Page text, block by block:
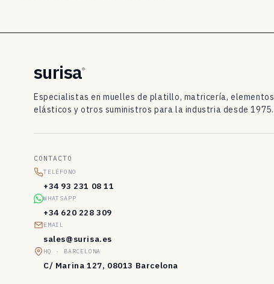
t
surisa®
Especialistas en muelles de platillo, matricería, elementos
elásticos y otros suministros para la industria desde 1975.
CONTACTO
TELÉFONO
+34 93 231 08 11
WHATSAPP
+34 620 228 309
EMAIL
sales@surisa.es
HQ · BARCELONA
C/ Marina 127, 08013 Barcelona